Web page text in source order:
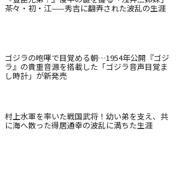
茶々・初・江——秀吉に翻弄された波乱の生涯
ゴジラの咆哮で目覚める朝…1954年公開『ゴジ
ラ』の貴重音源を搭載した「ゴジラ音声目覚ま
し時計」が新発売
村上水軍を率いた戦国武将！幼い弟を支え、共
に海へ散った得居通幸の波乱に満ちた生涯